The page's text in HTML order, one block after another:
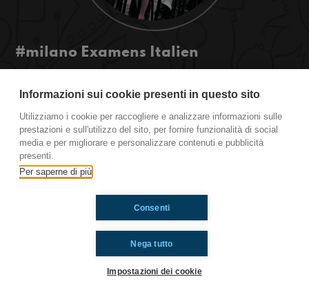
#milano Examens Italien
examen ? Bien moi oui surtout pour cette semaine
#ToiAussi www.radioimmaginaria.it
Ti è piaciuto? Condividilo!
Informazioni sui cookie presenti in questo sito
Utilizziamo i cookie per raccogliere e analizzare informazioni sulle
prestazioni e sull'utilizzo del sito, per fornire funzionalità di social
media e per migliorare e personalizzare contenuti e pubblicità
presenti.
Per saperne di più
Nega tutto
Consenti
Impostazioni dei cookie